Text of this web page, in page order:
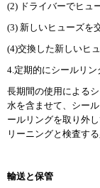
(2) ドライバーでヒュ
(3) 新しいヒューズを
(4)交換した新しいヒ
4.定期的にシールリ
長期間の使用による
水を含ませて、シー
ールリングを取り外
リーニングと検査す
輸送と保管